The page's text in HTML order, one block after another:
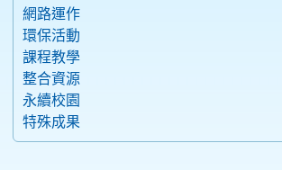
網路運作
環保活動
課程教學
整合資源
永續校園
特殊成果